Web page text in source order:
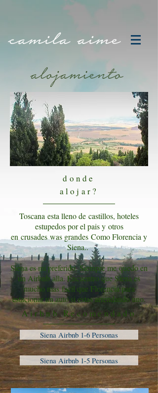
donde
alojar?
Toscana esta lleno de castillos, hoteles
estupedos por el pais y otros
en crusades was grandes Como Florencia y
Siena..
Siena es mi preferido. Siempre mequedo en
un Airbnb alla. Encuentro que Siena es
mucho mas facil que Florencia para
estacionar un auto si estas arrendando uno.
Airbnb Recomendado
Siena Airbnb 1-6 Personas
Siena Airbnb 1-5 Personas